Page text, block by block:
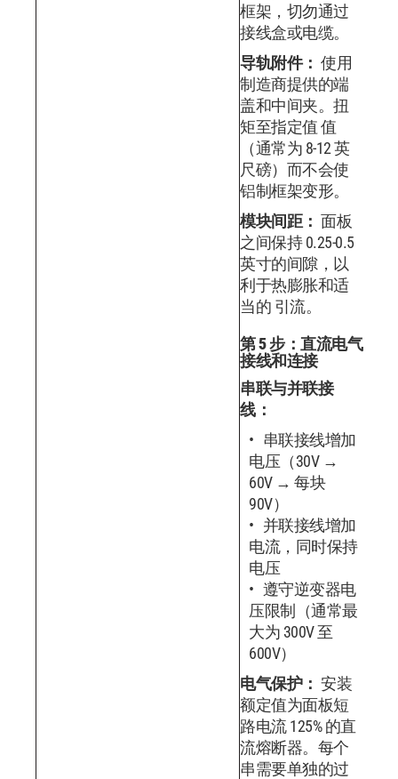
框架，切勿通过
接线盒或电缆。
导轨附件： 使用
制造商提供的端
盖和中间夹。扭
矩至指定值 值
（通常为 8-12 英
尺磅）而不会使
铝制框架变形。
模块间距： 面板
之间保持 0.25-0.5
英寸的间隙，以
利于热膨胀和适
当的 引流。
第 5 步：直流电气
接线和连接
串联与并联接
线：
串联接线增加
电压（30V →
60V → 每块
90V）
并联接线增加
电流，同时保持
电压
遵守逆变器电
压限制（通常最
大为 300V 至
600V）
电气保护： 安装
额定值为面板短
路电流 125% 的直
流熔断器。每个
串需要单独的过